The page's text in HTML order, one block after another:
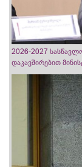
2026-2027
დაკავშირებით